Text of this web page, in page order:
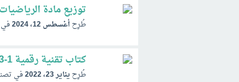
توزيع مادة الرياضيات 1-3 مسارات السنة الثالثة الفصل الأول ف1 1447
طُرِحأغسطس 12، 2024
كتاب تقنية رقمية 1-3 مسارات pdf 1446 الفصل الثالث ف3
طُرِحيناير 23، 2022 في